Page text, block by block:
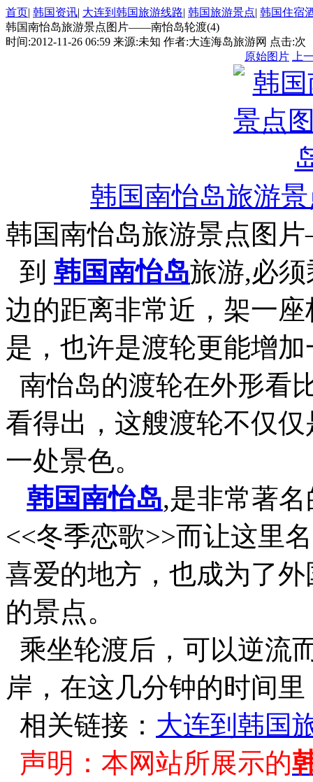
首页| 韩国资讯| 大连到韩国旅游线路| 韩国旅游景点| 韩国住宿
韩国南怡岛旅游景点图片——南怡岛轮渡(4)
时间:2012-11-26 06:59 来源:未知 作者:大连海岛旅游网 点击:次
原始图片
上
韩国南怡岛旅游
韩国南怡岛旅游景点图
到 韩国南怡岛旅游,必
边的距离非常近，架一
是，也许是渡轮更能增
南怡岛的渡轮在外形看
看得出，这艘渡轮不仅
一处景色。
韩国南怡岛,是非常著
<<冬季恋歌>>而让这里
喜爱的地方，也成为了
的景点。
乘坐轮渡后，可以逆流
岸，在这几分钟的时间
相关链接： 大连到韩国
声明：本网站所展示的